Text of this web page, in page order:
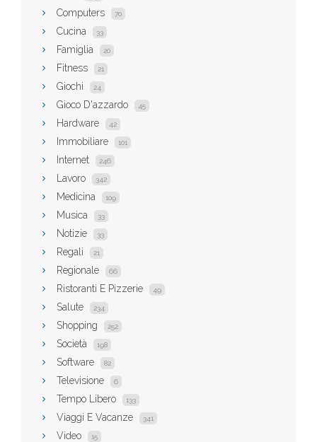
Computers 70
Cucina 33
Famiglia 20
Fitness 21
Giochi 24
Gioco D'azzardo 45
Hardware 42
Immobiliare 101
Internet 246
Lavoro 342
Medicina 109
Musica 33
Notizie 33
Regali 21
Regionale 66
Ristoranti E Pizzerie 49
Salute 234
Shopping 252
Società 198
Software 82
Televisione 6
Tempo Libero 133
Viaggi E Vacanze 341
Video 15